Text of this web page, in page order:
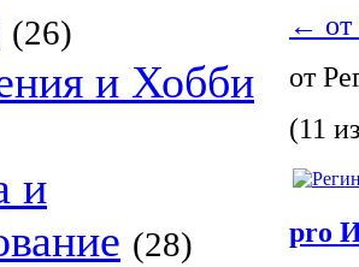
(26)
и Хобби
и
(28)
←
от
(11
pro